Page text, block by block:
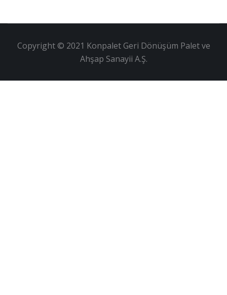
Copyright © 2021 Konpalet Geri Dönüşüm Palet ve
Ahşap Sanayii A.Ş.